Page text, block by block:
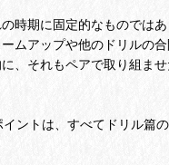
時期に固定的なものでは
ムアップや他のドリルの
、それもペアで取り組ま
ントは、すべてドリル篇